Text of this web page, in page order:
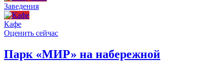
Заведения
Кафе
Оценить сейчас
Парк «МИР» на набережной